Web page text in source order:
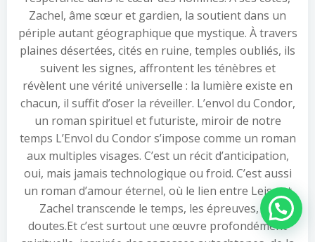
Zachel, âme sœur et gardien, la soutient dans un
périple autant géographique que mystique. À travers
plaines désertées, cités en ruine, temples oubliés, ils
suivent les signes, affrontent les ténèbres et
révèlent une vérité universelle : la lumière existe en
chacun, il suffit d’oser la réveiller. L’envol du Condor,
un roman spirituel et futuriste, miroir de notre
temps L’Envol du Condor s’impose comme un roman
aux multiples visages. C’est un récit d’anticipation,
oui, mais jamais technologique ou froid. C’est aussi
un roman d’amour éternel, où le lien entre Leisa et
Zachel transcende le temps, les épreuves, les
doutes.Et c’est surtout une œuvre profondément
Besoin d'aide ?